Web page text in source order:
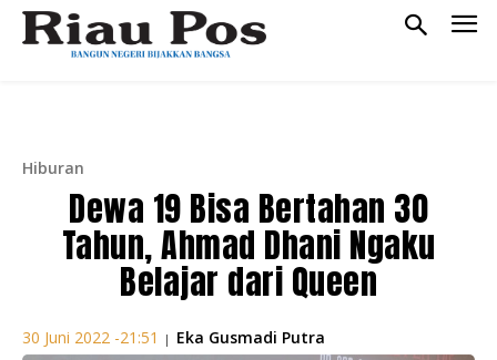
Hiburan
Dewa 19 Bisa Bertahan 30
Tahun, Ahmad Dhani Ngaku
Belajar dari Queen
30 Juni 2022 -21:51 | Eka Gusmadi Putra